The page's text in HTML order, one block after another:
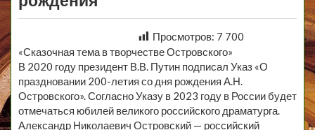
Просмотров: 7 700
«Сказочная тема в творчестве Островского»
В 2020 году президент В.В. Путин подписал Указ «О
праздновании 200-летия со дня рождения А.Н.
Островского». Согласно Указу в 2023 году в России будет
отмечаться юбилей великого российского драматурга.
Александр Николаевич Островский — российский